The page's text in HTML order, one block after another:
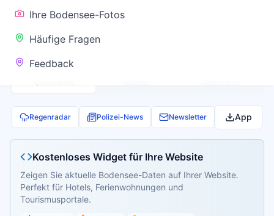
Ihre Bodensee-Fotos
Häufige Fragen
Feedback
Regenradar Polizei-News Newsletter App
Kostenloses Widget für Ihre Website
Zeigen Sie aktuelle Bodensee-Daten auf Ihrer Website.
Perfekt für Hotels, Ferienwohnungen und
Tourismusportale.